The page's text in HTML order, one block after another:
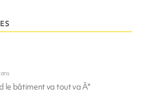
le bâtiment va tout va Â"